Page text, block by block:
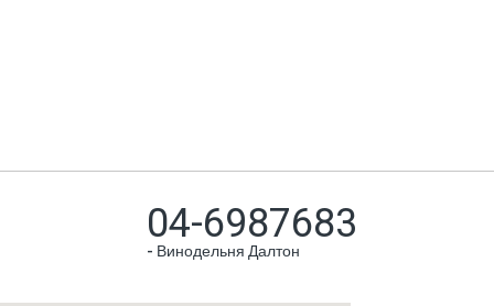
04-6987683
- Винодельня Далтон